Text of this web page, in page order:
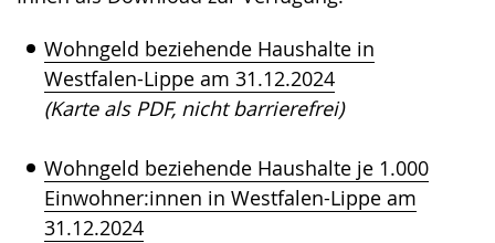
Wohngeld beziehende Haushalte in
Westfalen-Lippe am 31.12.2024
(Karte als PDF, nicht barrierefrei)
Wohngeld beziehende Haushalte je 1.000
Einwohner:innen in Westfalen-Lippe am
31.12.2024
Gebärdensprache
wird
angezeigt.